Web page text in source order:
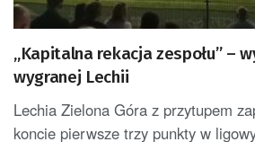
„Kapitalna rekacja zespołu” –
wygranej Lechii
Lechia Zielona Góra z przytupem
koncie pierwsze trzy punkty w